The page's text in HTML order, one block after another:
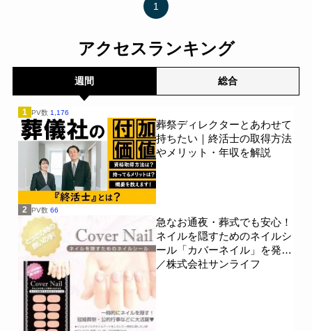
1
アクセスランキング
週間 総合
1 PV数 1,176
葬祭ディレクターとあわせて
持ちたい｜終活士の取得方法
やメリット・年収を解説
2 PV数 66
急なお通夜・葬式でも安心！
ネイルを隠すためのネイルシ
ール「カバーネイル」を発売
／株式会社サンライフ